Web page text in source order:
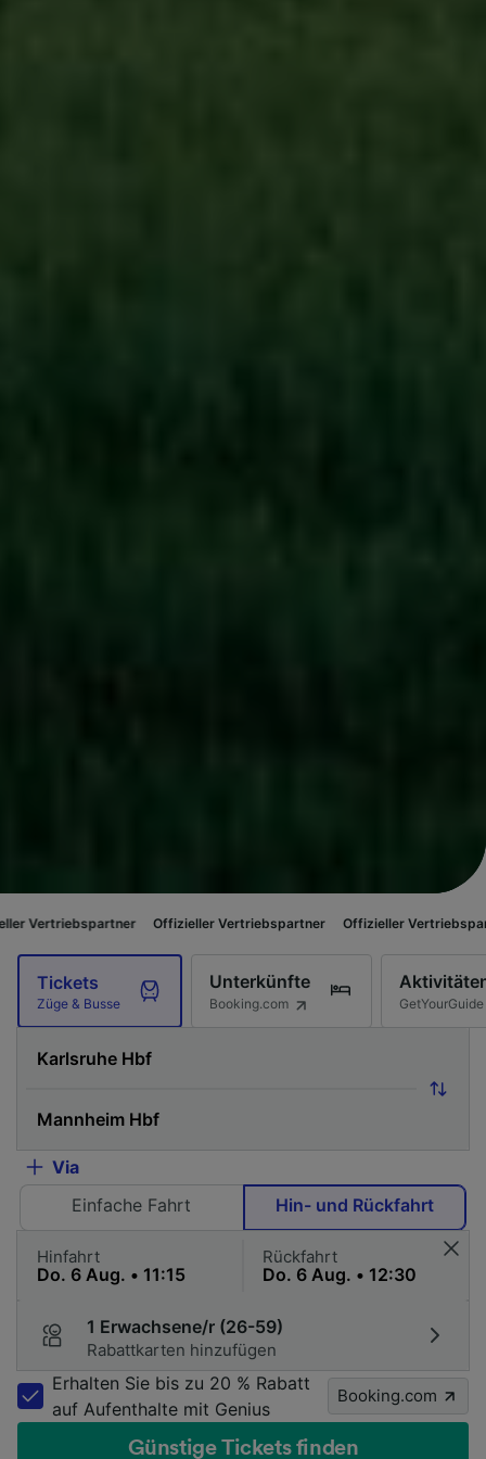
Offizieller Vertriebspartner Offizieller Vertriebspartner
Tickets
Züge & Busse
Unterkünfte
Booking.com GetYourGuide
Via
Einfache Fahrt
Hin- und Rückfahrt
Hinfahrt Rückfahrt
1 Erwachsene/r (26-59)
Rabattkarten hinzufügen
Erhalten Sie bis zu 20 % Rabatt
auf Aufenthalte mit Genius
Booking.com
Günstige Tickets finden